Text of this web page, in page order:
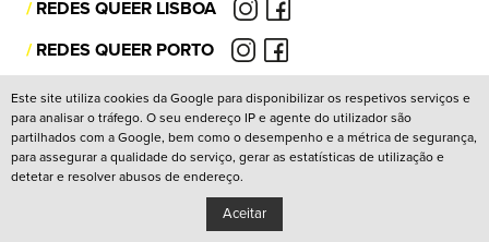
/REDES QUEER LISBOA
/REDES QUEER PORTO
/
CANAL YOUTUBE
Development:
Política de Privacidade
Copyright: Associação Cultural Janela Indiscreta
Este site utiliza cookies da Google para disponibilizar os respetivos serviços e
para analisar o tráfego. O seu endereço IP e agente do utilizador são
partilhados com a Google, bem como o desempenho e a métrica de segurança,
para assegurar a qualidade do serviço, gerar as estatísticas de utilização e
detetar e resolver abusos de endereço.
Aceitar